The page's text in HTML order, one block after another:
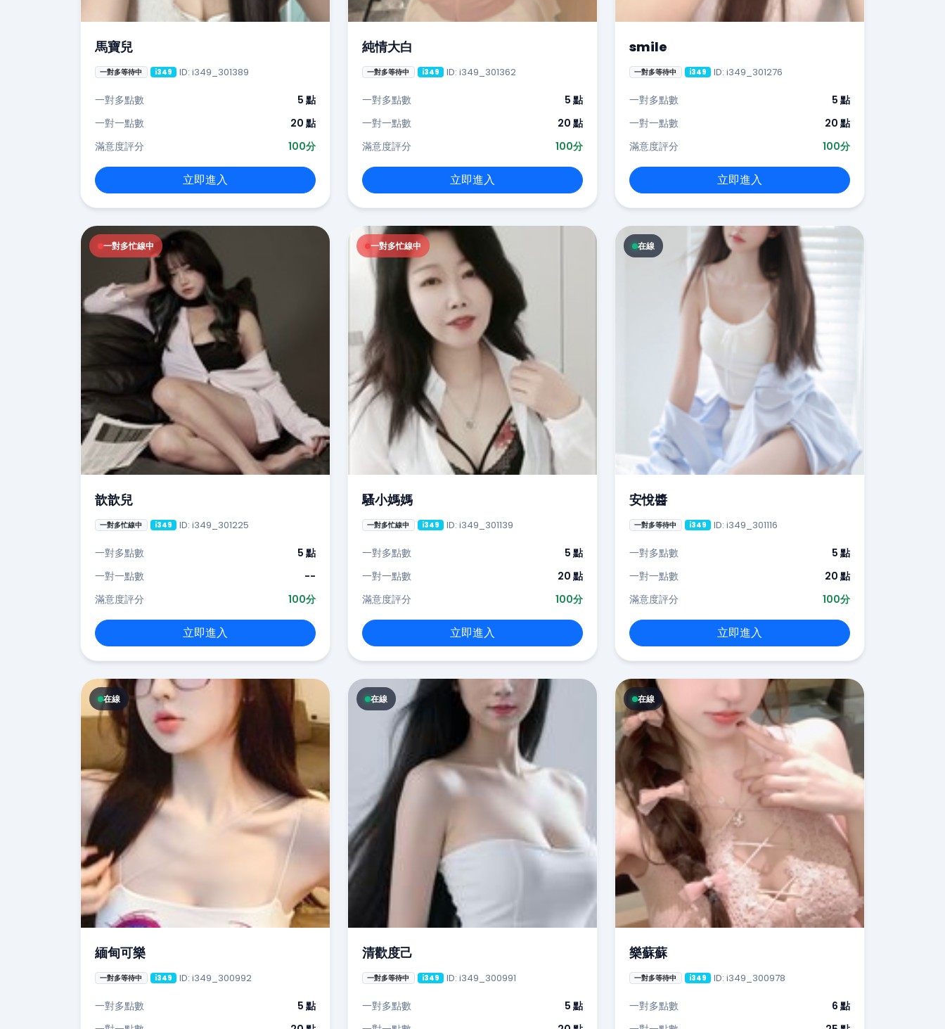
馬寶兒
一對多等待中 i349 ID: i349_301389
一對多點數
5 點
一對一點數
20 點
滿意度評分
100分
立即進入
純情大白
一對多等待中 i349 ID: i349_301362
一對多點數
5 點
一對一點數
20 點
滿意度評分
100分
立即進入
smile
一對多等待中 i349 ID: i349_301276
一對多點數
5 點
一對一點數
20 點
滿意度評分
100分
立即進入
一對多忙線中
歆歆兒
一對多忙線中 i349 ID: i349_301225
一對多點數
5 點
一對一點數
--
滿意度評分
100分
立即進入
一對多忙線中
騷小媽媽
一對多忙線中 i349 ID: i349_301139
一對多點數
5 點
一對一點數
20 點
滿意度評分
100分
立即進入
在線
安悅醬
一對多等待中 i349 ID: i349_301116
一對多點數
5 點
一對一點數
20 點
滿意度評分
100分
立即進入
在線
緬甸可樂
一對多等待中 i349 ID: i349_300992
一對多點數
5 點
在線
清歡度己
一對多等待中 i349 ID: i349_300991
一對多點數
5 點
在線
樂蘇蘇
一對多等待中 i349 ID: i349_300978
一對多點數
6 點